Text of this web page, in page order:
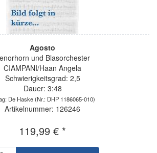
Agosto
und Blasorchester
CIAMPANI/Haan Angela
Schwierigkeitsgrad: 2,5
Dauer: 3:48
De Haske(Nr.: DHP 1186065-010)
Artikelnummer: 126246
119,99 € *